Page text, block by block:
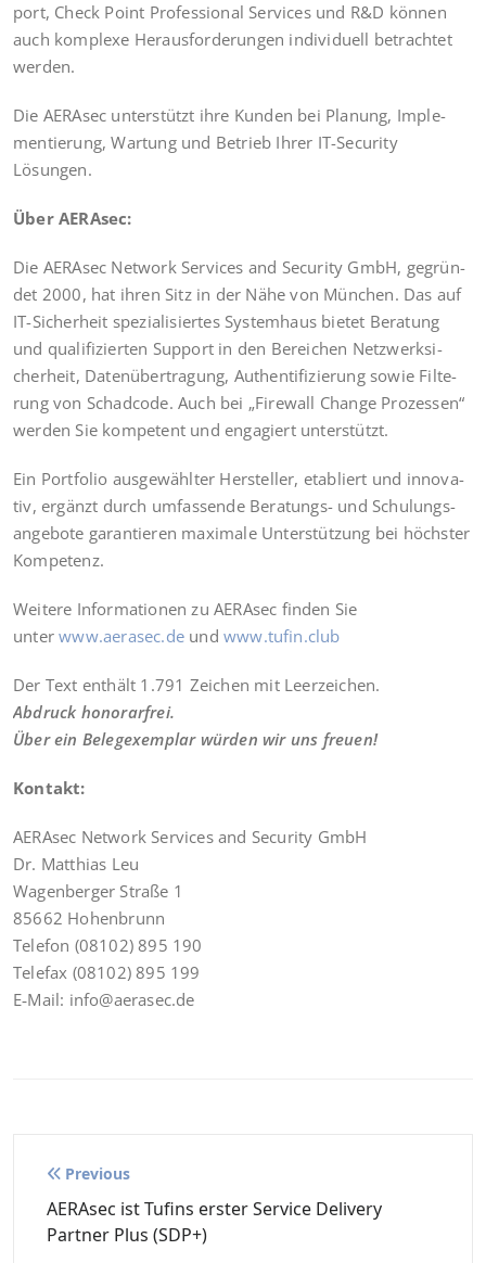
port, Check Point Pro­fes­sio­nal Ser­vices und R&D kön­nen
auch kom­ple­xe Her­aus­for­de­run­gen indi­vi­du­ell betrach­tet
werden.
Die AER­Asec unter­stützt ihre Kun­den bei Pla­nung, Imple­
men­tie­rung, War­tung und Betrieb Ihrer IT-Secu­ri­ty
Lösungen.
Über AER­Asec:
Die AER­Asec Net­work Ser­vices and Secu­ri­ty GmbH, gegrün­
det 2000, hat ihren Sitz in der Nähe von Mün­chen. Das auf
IT-Sicher­heit spe­zia­li­sier­tes Sys­tem­haus bie­tet Bera­tung
und qua­li­fi­zier­ten Sup­port in den Berei­chen Netz­werk­si­
cher­heit, Daten­über­tra­gung, Authen­ti­fi­zie­rung sowie Fil­te­
rung von Schad­code. Auch bei „Fire­wall Chan­ge Pro­zes­sen“
wer­den Sie kom­pe­tent und enga­giert unterstützt.
Ein Port­fo­lio aus­ge­wähl­ter Her­stel­ler, eta­bliert und inno­va­
tiv, ergänzt durch umfas­sen­de Bera­tungs- und Schu­lungs­
an­ge­bo­te garan­tie­ren maxi­ma­le Unter­stüt­zung bei höchs­ter
Kompetenz.
Wei­te­re Infor­ma­tio­nen zu AER­Asec fin­den Sie
unterwww.aerasec.de undwww.tufin.club
Der Text ent­hält 1.791 Zei­chen mit Leer­zei­chen.
Abdruck hono­rar­frei.
Über ein Beleg­ex­em­plar wür­den wir uns freuen!
Kon­takt:
AER­Asec Net­work Ser­vices and Secu­ri­ty GmbH
Dr. Mat­thi­as Leu
Wagen­ber­ger Stra­ße 1
85662 Hohen­brunn
Tele­fon (08102) 895 190
Tele­fax (08102) 895 199
E‑Mail: info@aerasec.de
Beitragsnavigation
Previous
AERAsec ist Tufins erster Service Delivery
Partner Plus (SDP+)